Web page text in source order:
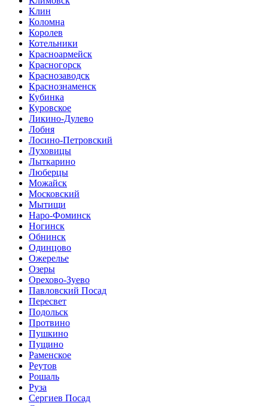
Клин
Коломна
Королев
Котельники
Красноармейск
Красногорск
Краснозаводск
Краснознаменск
Кубинка
Куровское
Ликино-Дулево
Лобня
Лосино-Петровский
Луховицы
Лыткарино
Люберцы
Можайск
Московский
Мытищи
Наро-Фоминск
Ногинск
Обнинск
Одинцово
Ожерелье
Озеры
Орехово-Зуево
Павловский Посад
Пересвет
Подольск
Протвино
Пушкино
Пущино
Раменское
Реутов
Рошаль
Руза
Сергиев Посад